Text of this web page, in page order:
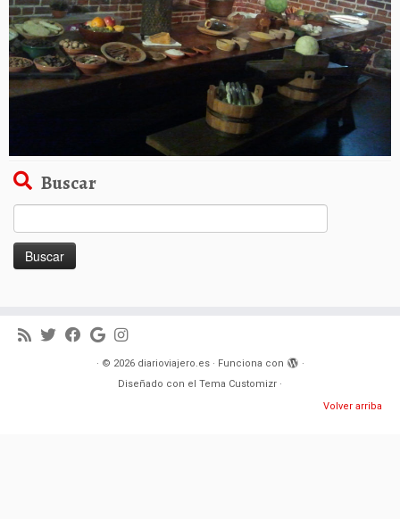
Buscar
· © 2026 diarioviajero.es· Funciona con
·
Diseñado con el Tema Customizr ·
Volver arriba